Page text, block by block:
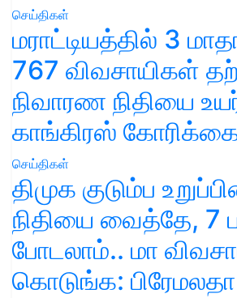
செய்திகள்
மராட்டியத்தில் 3
767 விவசாயிகள்
நிவாரண நிதியை
காங்கிரஸ்
செய்திகள்
திமுக குடும்ப
நிதியை வைத்தே, 7
போடலாம்.. மா
கொடுங்க: பிரேமலதா